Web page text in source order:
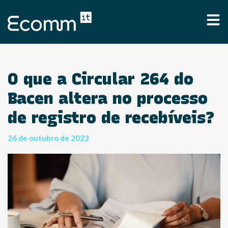
O que a Circular 264 do
Bacen altera no processo
de registro de recebíveis?
26 de outubro de 2023